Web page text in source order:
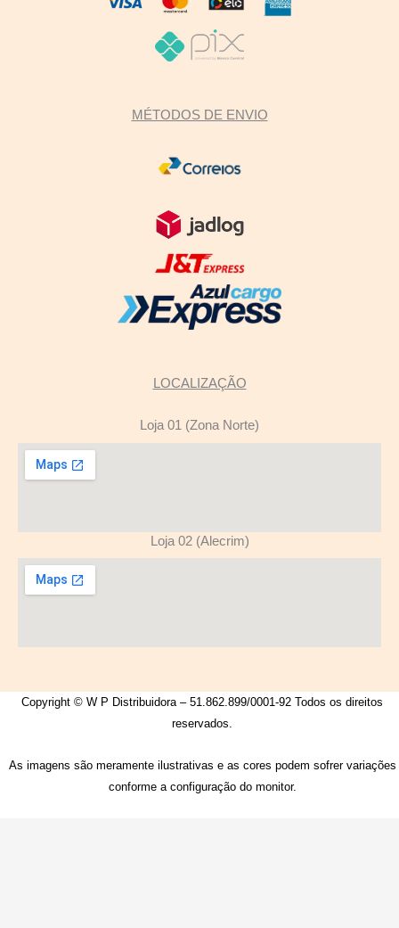
MÉTODOS DE ENVIO
LOCALIZAÇÃO
Loja 01 (Zona Norte)
Loja 02 (Alecrim)
Copyright © W P Distribuidora – 51.862.899/0001-92 Todos os direitos
reservados.
As imagens são meramente ilustrativas e as cores podem sofrer variações
conforme a configuração do monitor.